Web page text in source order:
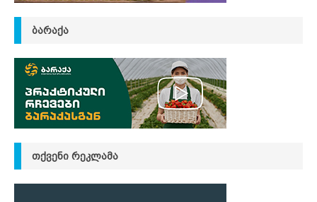
ᲑᲐᲠᲐᲥᲐ
ᲗᲥᲕᲔᲜᲘ ᲠᲔᲙᲚᲐᲛᲐ